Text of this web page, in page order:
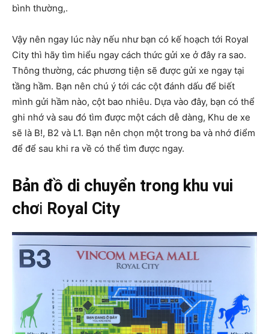
bình thường,.
Vậy nên ngay lúc này nếu như bạn có kế hoạch tới Royal
City thì hãy tìm hiểu ngay cách thức gửi xe ở đây ra sao.
Thông thường, các phương tiện sẽ được gửi xe ngay tại
tầng hầm. Bạn nên chú ý tới các cột đánh dấu để biết
mình gửi hầm nào, cột bao nhiêu. Dựa vào đây, bạn có thể
ghi nhớ và sau đó tìm được một cách dễ dàng, Khu de xe
sẽ là B!, B2 và L1. Bạn nên chọn một trong ba và nhớ điểm
để để sau khi ra về có thể tìm được ngay.
Bản đồ di chuyển trong khu vui
chơi Royal City